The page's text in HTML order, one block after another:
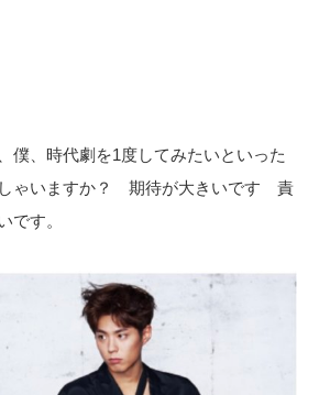
、時代劇を1度してみたいといった
ゃいますか？ 期待が大きいです 責
です。